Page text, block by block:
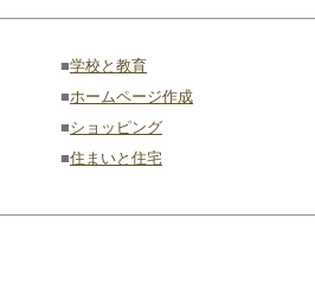
■学校と教育
■ホームページ作成
■ショッピング
■住まいと住宅